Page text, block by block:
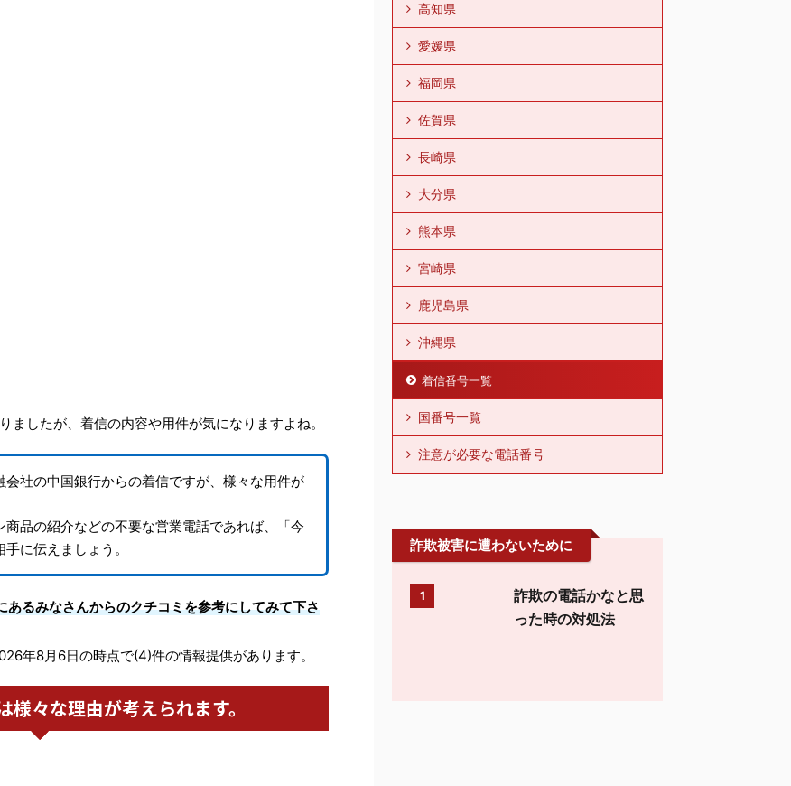
ましたが、着信の内容や用件が気になりますよね。
会社の中国銀行からの着信ですが、様々な用件が
商品の紹介などの不要な営業電話であれば、「今
に伝えましょう。
るみなさんからのクチコミを参考にしてみて下さ
年8月6日の時点で(4)件の情報提供があります。
々な理由が考えられます。
高知県
愛媛県
福岡県
佐賀県
長崎県
大分県
熊本県
宮崎県
鹿児島県
沖縄県
着信番号一覧
国番号一覧
注意が必要な電話番号
詐欺被害に遭わないために
1
詐欺の電話かなと思
った時の対処法